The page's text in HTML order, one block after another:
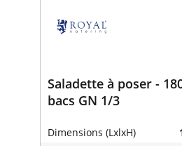
Saladette à poser -
bacs GN 1/3
Dimensions (LxlxH)